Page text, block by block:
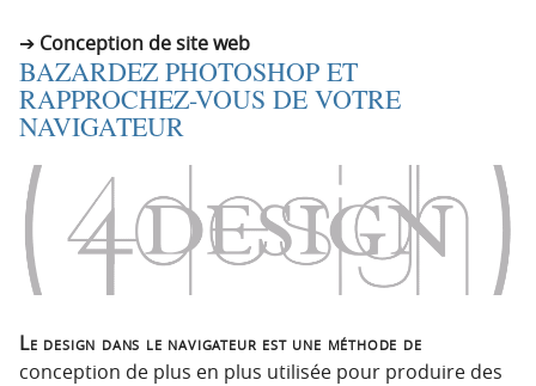
Conception de site web
BAZARDEZ PHOTOSHOP ET
RAPPROCHEZ-VOUS DE VOTRE
NAVIGATEUR
Le design dans le navigateur est une méthode de
conception de plus en plus utilisée pour produire des